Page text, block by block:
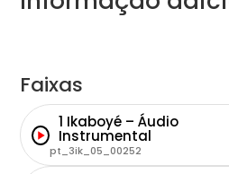
Faixas
1 Ikaboyé – Áudio
Instrumental
pt_3ik_05_00252